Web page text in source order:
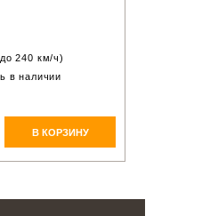
240 км/ч)
в наличии
В КОРЗИНУ